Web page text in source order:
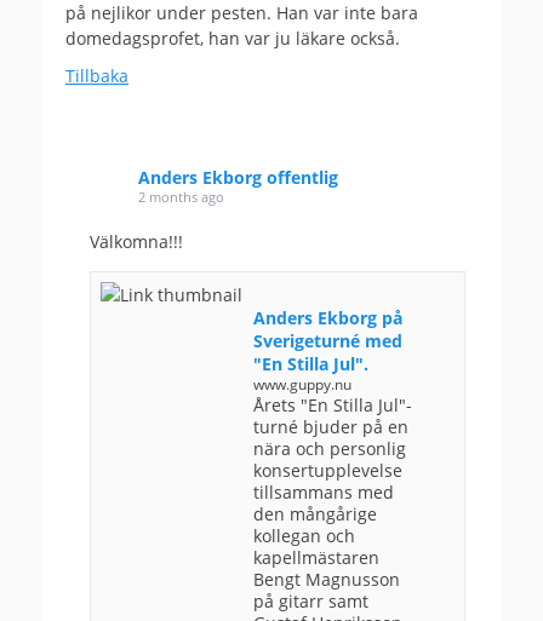
på nejlikor under pesten. Han var inte bara
domedagsprofet, han var ju läkare också.
Tillbaka
Anders Ekborg offentlig
2 months ago
Välkomna!!!
Anders Ekborg på
Sverigeturné med
"En Stilla Jul".
www.guppy.nu
Årets "En Stilla Jul"-
turné bjuder på en
nära och personlig
konsertupplevelse
tillsammans med
den mångårige
kollegan och
kapellmästaren
Bengt Magnusson
på gitarr samt